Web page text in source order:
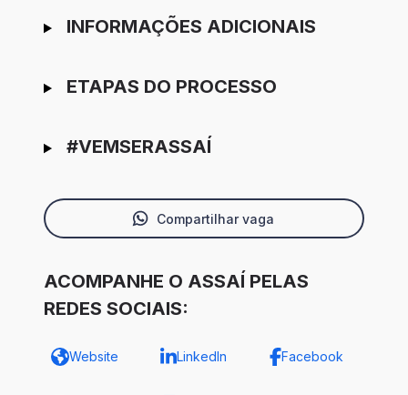
INFORMAÇÕES ADICIONAIS
ETAPAS DO PROCESSO
#VEMSERASSAÍ
Compartilhar vaga
ACOMPANHE O ASSAÍ PELAS
REDES SOCIAIS:
Website LinkedIn Facebook